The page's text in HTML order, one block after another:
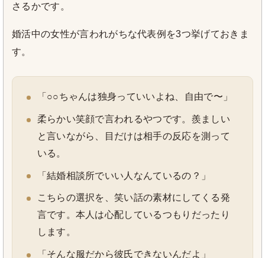
さるかです。
婚活中の女性が言われがちな代表例を3つ挙げておきま
す。
「○○ちゃんは独身っていいよね、自由で〜」
柔らかい笑顔で言われるやつです。羨ましい
と言いながら、目だけは相手の反応を測って
いる。
「結婚相談所でいい人なんているの？」
こちらの選択を、笑い話の素材にしてくる発
言です。本人は心配しているつもりだったり
します。
「そんな服だから彼氏できないんだよ」